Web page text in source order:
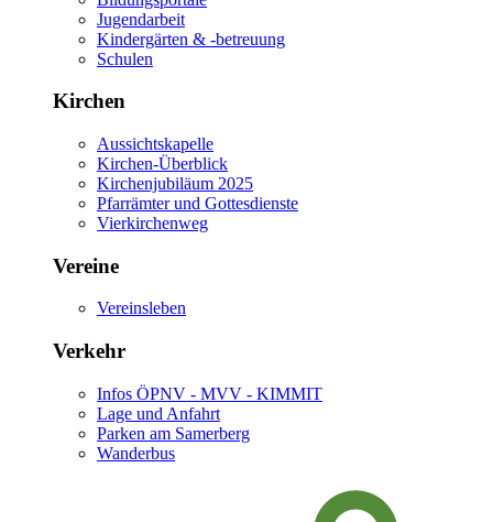
Jugendarbeit
Kindergärten & -betreuung
Schulen
Kirchen
Aussichtskapelle
Kirchen-Überblick
Kirchenjubiläum 2025
Pfarrämter und Gottesdienste
Vierkirchenweg
Vereine
Vereinsleben
Verkehr
Infos ÖPNV - MVV - KIMMIT
Lage und Anfahrt
Parken am Samerberg
Wanderbus